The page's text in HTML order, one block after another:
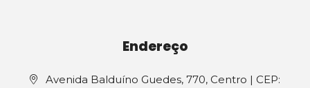
Endereço
Avenida Balduíno Guedes, 770, Centro | CEP: